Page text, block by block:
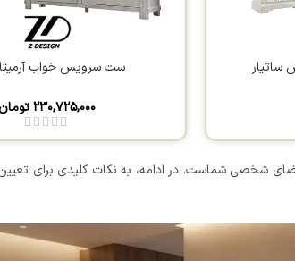
ست سرویس خواب
۲۳۰,۷۲۵,۰۰۰
شخصی شماست. در ادامه، به نکات کلیدی برای تعیین